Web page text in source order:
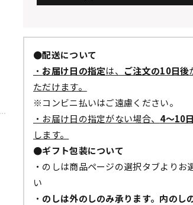
●配送について
・ お届け日の指定は、 ご注文の10日後
ただけます。
※コンビニ払いはご遠慮ください。
・お届け日の指定がない場合、 4～10日
します。
●ギフト包装について
・のしは商品ページの選択タブよりお
い
・ のしは外のしのみ承ります。内のし